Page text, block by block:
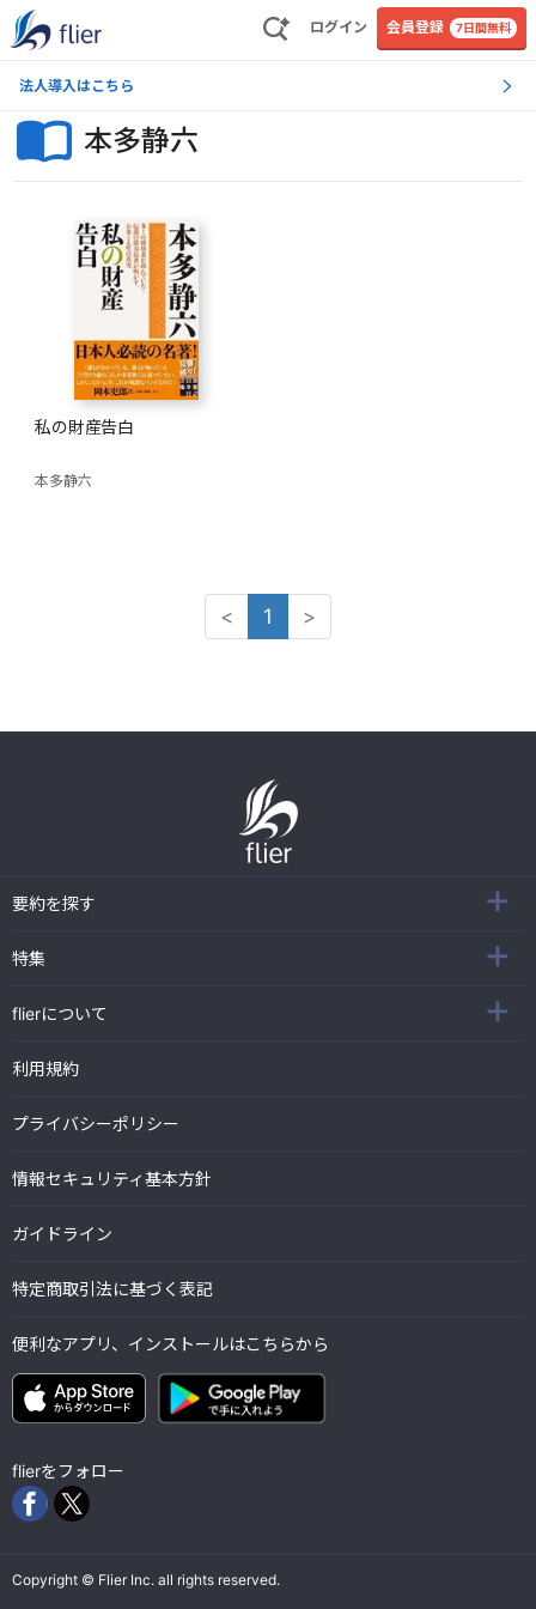
ログイン 会員登録 7日間無料
法人導入はこちら
本多静六
私の財産告白
本多静六
< 1 >
要約を探す
特集
flierについて
利用規約
プライバシーポリシー
情報セキュリティ基本方針
ガイドライン
特定商取引法に基づく表記
便利なアプリ、インストールはこちらから
flierをフォロー
Copyright © Flier Inc. all rights reserved.